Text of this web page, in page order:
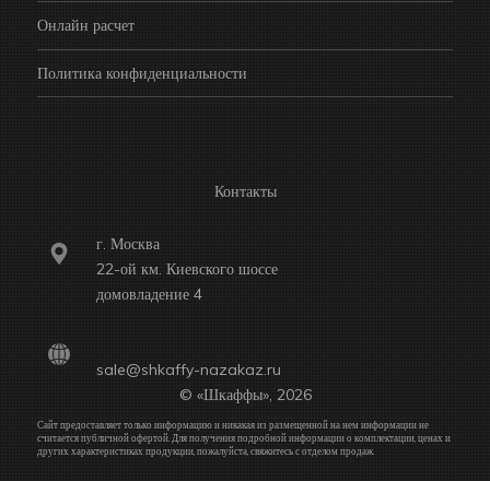
Онлайн расчет
Политика конфиденциальности
Контакты
г. Москва
22-ой км. Киевского шоссе
домовладение 4
sale@shkaffy-nazakaz.ru
© «Шкаффы», 2026
Сайт предоставляет только информацию и никакая из размещенной на нем информации не
считается публичной офертой. Для получения подробной информации о комплектации, ценах и
других характеристиках продукции, пожалуйста, свяжитесь с отделом продаж.